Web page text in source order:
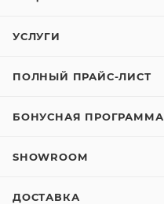
УСЛУГИ
ПОЛНЫЙ ПРАЙС-ЛИСТ
БОНУСНАЯ ПРОГРАММА
SHOWROOM
ДОСТАВКА